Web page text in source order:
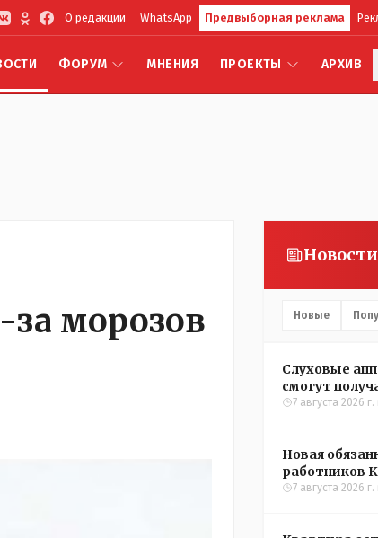
О редакции WhatsApp Предвыборная реклама
ФОРУМ МНЕНИЯ ПРОЕКТЫ АРХИВ
за морозов
Новости
Новые
Слуховые
смогут
7 августа 2026 г.
Новая
работников
7 августа 2026 г.